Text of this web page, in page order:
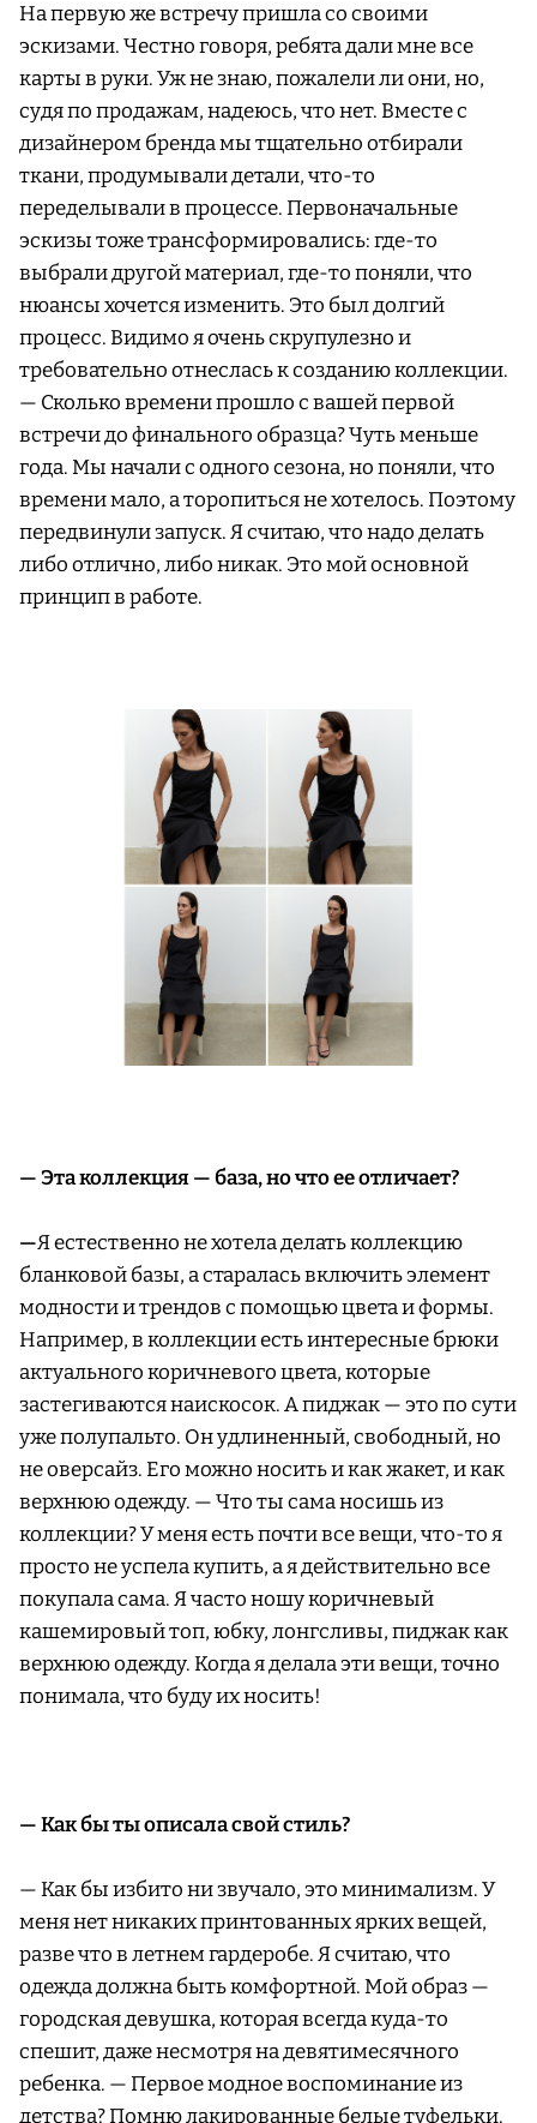
На первую же встречу пришла со своими
эскизами. Честно говоря, ребята дали мне все
карты в руки. Уж не знаю, пожалели ли они, но,
судя по продажам, надеюсь, что нет. Вместе с
дизайнером бренда мы тщательно отбирали
ткани, продумывали детали, что-то
переделывали в процессе. Первоначальные
эскизы тоже трансформировались: где-то
выбрали другой материал, где-то поняли, что
нюансы хочется изменить. Это был долгий
процесс. Видимо я очень скрупулезно и
требовательно отнеслась к созданию коллекции.
— Сколько времени прошло с вашей первой
встречи до финального образца? Чуть меньше
года. Мы начали с одного сезона, но поняли, что
времени мало, а торопиться не хотелось. Поэтому
передвинули запуск. Я считаю, что надо делать
либо отлично, либо никак. Это мой основной
принцип в работе.
— Эта коллекция — база, но что ее отличает?
—Я естественно не хотела делать коллекцию
бланковой базы, а старалась включить элемент
модности и трендов с помощью цвета и формы.
Например, в коллекции есть интересные брюки
актуального коричневого цвета, которые
застегиваются наискосок. А пиджак — это по сути
уже полупальто. Он удлиненный, свободный, но
не оверсайз. Его можно носить и как жакет, и как
верхнюю одежду. — Что ты сама носишь из
коллекции? У меня есть почти все вещи, что-то я
просто не успела купить, а я действительно все
покупала сама. Я часто ношу коричневый
кашемировый топ, юбку, лонгсливы, пиджак как
верхнюю одежду. Когда я делала эти вещи, точно
понимала, что буду их носить!
— Как бы ты описала свой стиль?
— Как бы избито ни звучало, это минимализм. У
меня нет никаких принтованных ярких вещей,
разве что в летнем гардеробе. Я считаю, что
одежда должна быть комфортной. Мой образ —
городская девушка, которая всегда куда-то
спешит, даже несмотря на девятимесячного
ребенка. — Первое модное воспоминание из
детства? Помню лакированные белые туфельки.